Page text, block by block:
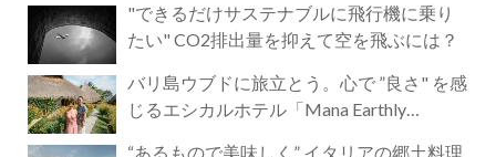
"できるだけサステナブルに飛行機に乗り
たい" CO2排出量を抑えて空を飛ぶには？
バリ島ウブドに旅立とう。心で ”良さ" を感
じるエシカルホテル「Mana Earthly
“あるもので美味しく” イタリアの郷土料理